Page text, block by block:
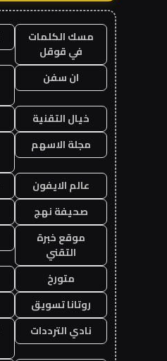
مسك الكلمات
في قوقل
ان سفن
خيال التقنية
مجلة الاسهم
عالم الايفون
صحيفة نهج
موقع خبرة
التقني
متورخ
روتانا تسويق
نادي الترددات